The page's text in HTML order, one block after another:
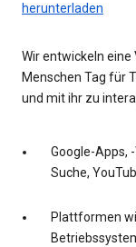
herunterladen
Wir entwickeln eine
Menschen Tag für
und mit ihr zu
Google-Apps,
Suche,
Plattformen